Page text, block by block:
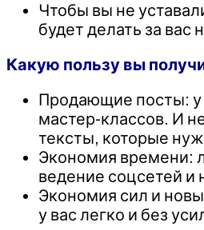
Чтобы вы не
будет делать за вас
Какую пользу вы
Продающие посты: у
мастер-классов. И
тексты, которые
Экономия времени:
ведение соцсетей и
Экономия сил и
у вас легко и без